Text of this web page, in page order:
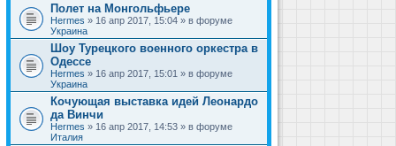
Полет на Монгольфьере
Hermes » 16 апр 2017, 15:04 » в форуме
Украина
Шоу Турецкого военного оркестра в
Одессе
Hermes » 16 апр 2017, 15:01 » в форуме
Украина
Кочующая выставка идей Леонардо
да Винчи
Hermes » 16 апр 2017, 14:53 » в форуме
Италия